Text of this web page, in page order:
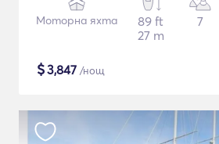
Моторна яхта
89 ft
27 m
7
$3,847 /нощ